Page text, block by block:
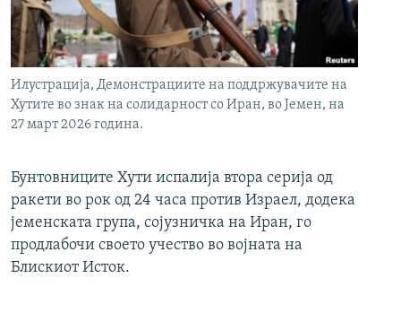
Илустрација, Демонстрациите на поддржувачите на
Хутите во знак на солидарност со Иран, во Јемен, на
27 март 2026 година.
Бунтовниците Хути испалија втора серија од
ракети во рок од 24 часа против Израел, додека
јеменската група, сојузничка на Иран, го
продлабочи своето учество во војната на
Блискиот Исток.